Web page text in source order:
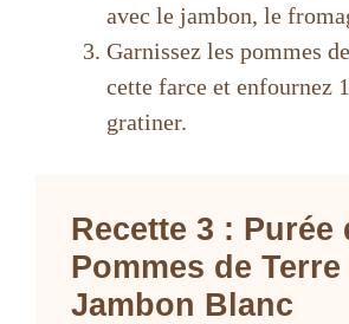
avec le jambon, le
Garnissez les pommes
cette farce et enfournez
gratiner.
Recette 3 : Purée
Pommes de Terre
Jambon Blanc